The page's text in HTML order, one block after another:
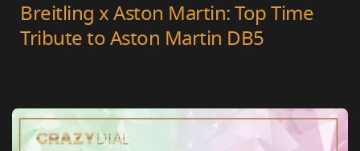
Breitling x Aston Martin: Top Time
Tribute to Aston Martin DB5